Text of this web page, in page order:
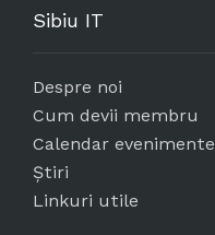
Sibiu IT
Despre noi
Cum devii membru
Calendar evenimente
Știri
Linkuri utile